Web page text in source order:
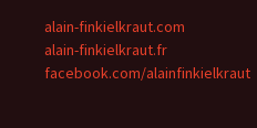
alain-finkielkraut.com
alain-finkielkraut.fr
facebook.com/alainfinkielkraut